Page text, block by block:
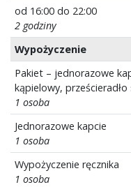
od 16:00 do 22:00
2 godziny
Wypożyczenie
Pakiet – jednorazowe
kąpielowy, prześcieradło
1 osoba
Jednorazowe kapcie
1 osoba
Wypożyczenie ręcznika
1 osoba